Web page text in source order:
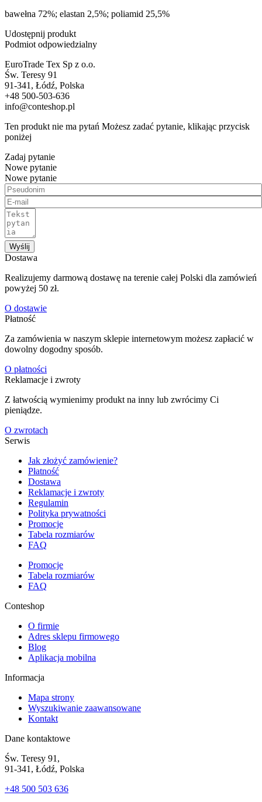
bawełna 72%; elastan 2,5%; poliamid 25,5%
Udostępnij produkt
Podmiot odpowiedzialny
EuroTrade Tex Sp z o.o.
Św. Teresy 91
91-341, Łódź, Polska
+48 500-503-636
info@conteshop.pl
Ten produkt nie ma pytań Możesz zadać pytanie, klikając przycisk
poniżej
Zadaj pytanie
Nowe pytanie
Nowe pytanie
Wyślij
Dostawa
Realizujemy darmową dostawę na terenie całej Polski dla zamówień
powyżej 50 zł.
O dostawie
Płatność
Za zamówienia w naszym sklepie internetowym możesz zapłacić w
dowolny dogodny sposób.
O płatności
Reklamacje i zwroty
Z łatwością wymienimy produkt na inny lub zwrócimy Ci
pieniądze.
O zwrotach
Serwis
Jak złożyć zamówienie?
Płatność
Dostawa
Reklamacje i zwroty
Regulamin
Polityka prywatności
Promocje
Tabela rozmiarów
FAQ
Promocje
Tabela rozmiarów
FAQ
Conteshop
O firmie
Adres sklepu firmowego
Blog
Aplikacja mobilna
Informacja
Mapa strony
Wyszukiwanie zaawansowane
Kontakt
Dane kontaktowe
Św. Teresy 91,
91-341, Łódź, Polska
+48 500 503 636